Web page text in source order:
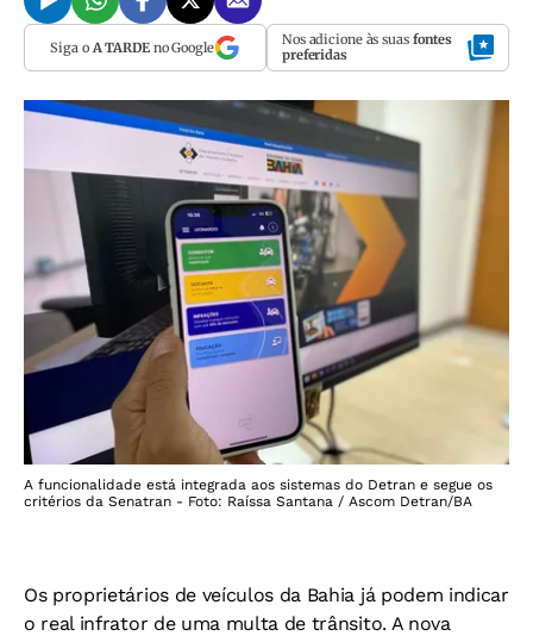
Siga o A TARDEno Google Nos adicione às suas fontes
preferidas
A funcionalidade está integrada aos sistemas do Detran e segue os
critérios da Senatran - Foto: Raíssa Santana / Ascom Detran/BA
Os proprietários de veículos da Bahia já podem indicar
o real infrator de uma multa de trânsito. A nova